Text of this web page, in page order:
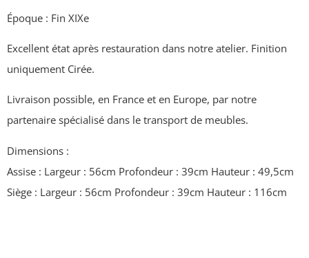
Époque : Fin XIXe
Excellent état après restauration dans notre atelier. Finition
uniquement Cirée.
Livraison possible, en France et en Europe, par notre
partenaire spécialisé dans le transport de meubles.
Dimensions :
Assise : Largeur : 56cm Profondeur : 39cm Hauteur : 49,5cm
Siège : Largeur : 56cm Profondeur : 39cm Hauteur : 116cm